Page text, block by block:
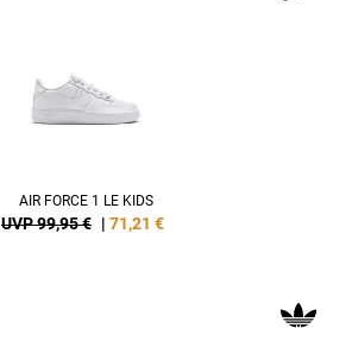
AIR FORCE 1 LE KIDS
UVP 99,95 € | 71,21 €